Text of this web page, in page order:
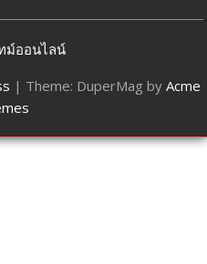
ม์ออนไลน์
| Theme: DuperMag by Acme